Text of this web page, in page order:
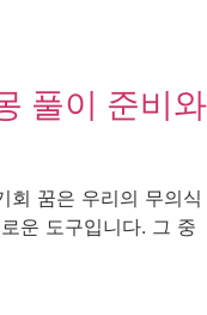
풀이 준비와
회 꿈은 우리의 무의식
운 도구입니다. 그 중